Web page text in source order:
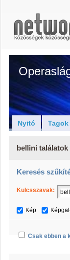
Nyitó Tagok
bellini találatok
Keresés
Kulcsszavak:
Kép
Csak ebben a